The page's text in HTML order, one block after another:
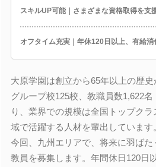
スキルUP可能｜さまざまな資格取得を支
オフタイム充実｜年休120日以上、有給消
大原学園は創立から65年以上の歴
グループ校125校、教職員数1,622
り、業界での規模は全国トップク
域で活躍する人材を輩出しています。
今回、九州エリアで、将来に羽ば
教員を募集します。年間休日120日